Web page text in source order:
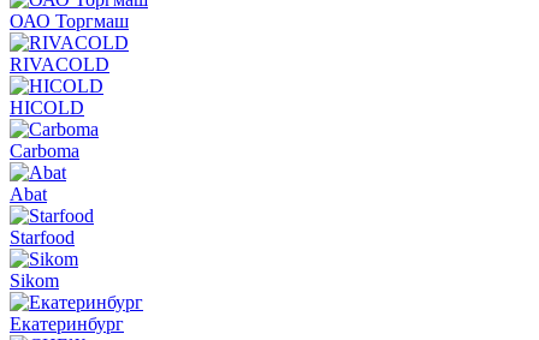
ОАО Торгмаш
RIVACOLD
HICOLD
Carboma
Abat
Starfood
Sikom
Екатеринбург